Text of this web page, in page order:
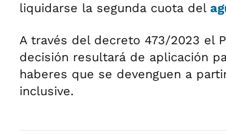
liquidarse la segunda cuota del
A través del decreto 473/2023 el
decisión resultará de aplicación
haberes que se devenguen a
inclusive.